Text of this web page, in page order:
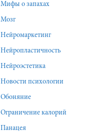
Мифы о запахах
Мозг
Нейромаркетинг
Нейропластичность
Нейроэстетика
Новости психологии
Обоняние
Ограничение калорий
Панацея